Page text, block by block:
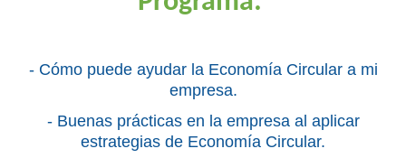
- Cómo puede ayudar la Economía Circular a mi
empresa.
- Buenas prácticas en la empresa al aplicar
estrategias de Economía Circular.